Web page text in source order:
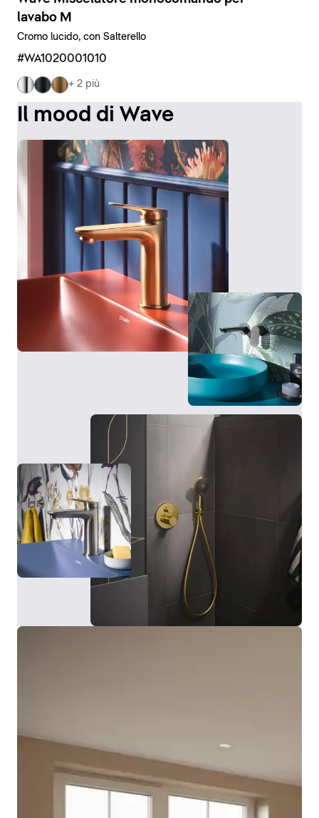
lavabo M
Cromo lucido, con Salterello
#WA1020001010
+ 2 più
Il mood di Wave